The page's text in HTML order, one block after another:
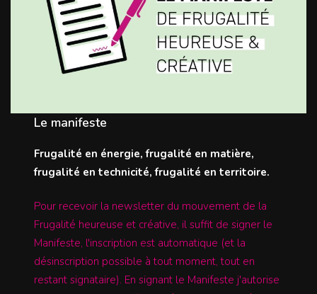
Le manifeste
Frugalité en énergie, frugalité en matière,
frugalité en technicité, frugalité en territoire.
Pour recevoir la newsletter du mouvement de la
Frugalité heureuse et créative, il suffit de signer le
Manifeste, l'inscription est automatique (et la
désinscription possible à tout moment, tout en
restant signataire). En signant le Manifeste j'autorise